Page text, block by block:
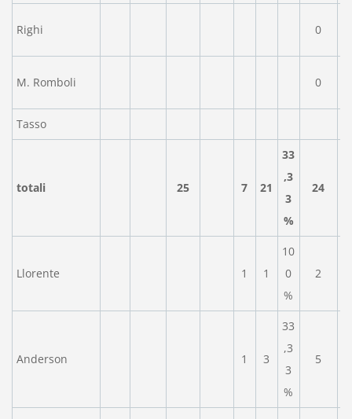
Righi 0
M. Romboli 0
Tasso
totali 25 7 21
33
,3
3
%
24
Llorente 1 1
10
0
%
2
Anderson 1 3
33
,3
3
%
5